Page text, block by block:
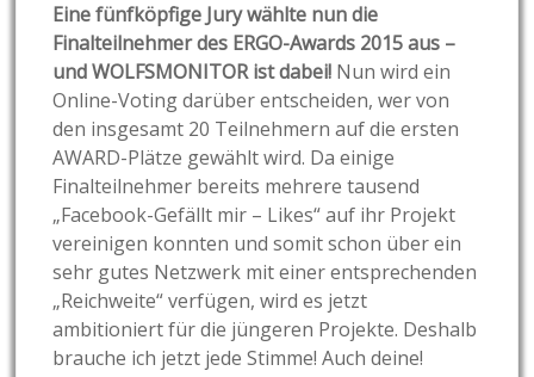
Eine fünfköpfige Jury wählte nun die
Finalteilnehmer des ERGO-Awards 2015 aus –
und WOLFSMONITOR ist dabei! Nun wird ein
Online-Voting darüber entscheiden, wer von
den insgesamt 20 Teilnehmern auf die ersten
AWARD-Plätze gewählt wird. Da einige
Finalteilnehmer bereits mehrere tausend
„Facebook-Gefällt mir – Likes“ auf ihr Projekt
vereinigen konnten und somit schon über ein
sehr gutes Netzwerk mit einer entsprechenden
„Reichweite“ verfügen, wird es jetzt
ambitioniert für die jüngeren Projekte. Deshalb
brauche ich jetzt jede Stimme! Auch deine!